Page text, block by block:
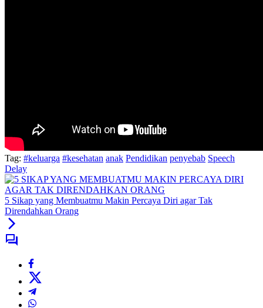
Tag: #keluarga #kesehatan anak Pendidikan penyebab Speech
Delay
5 Sikap yang Membuatmu Makin Percaya Diri agar Tak
Direndahkan Orang